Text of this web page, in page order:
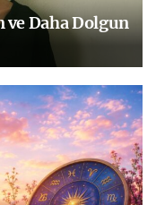
ve Daha Dolgun